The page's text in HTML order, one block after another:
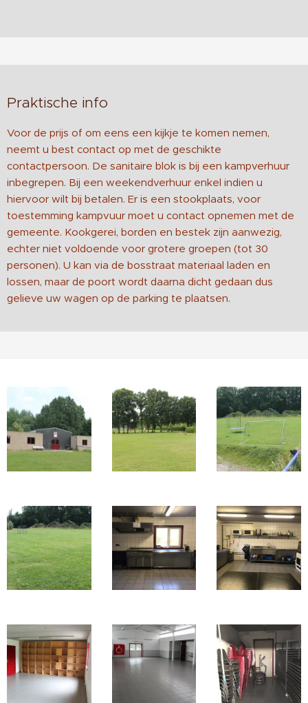
Praktische info
Voor de prijs of om eens een kijkje te komen nemen,
neemt u best contact op met de geschikte
contactpersoon. De sanitaire blok is bij een kampverhuur
inbegrepen. Bij een weekendverhuur enkel indien u
hiervoor wilt bij betalen. Er is een stookplaats, voor
toestemming kampvuur moet u contact opnemen met de
gemeente. Kookgerei, borden en bestek zijn aanwezig,
echter niet voldoende voor grotere groepen (tot 30
personen). U kan via de bosstraat materiaal laden en
lossen, maar de poort wordt daarna dicht gedaan dus
gelieve uw wagen op de parking te plaatsen.